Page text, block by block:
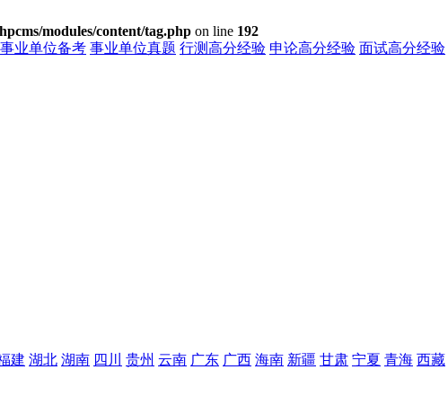
modules/content/tag.php on line 192
事业单位备考 事业单位真题 行测高分经验 申论高分经验 面试高分经验
建 湖北 湖南 四川 贵州 云南 广东 广西 海南 新疆 甘肃 宁夏 青海 西藏